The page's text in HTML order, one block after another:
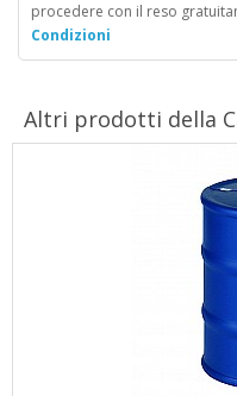
procedere con il reso
Condizioni
Altri prodotti della